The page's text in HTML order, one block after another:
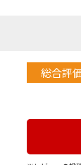
総合評